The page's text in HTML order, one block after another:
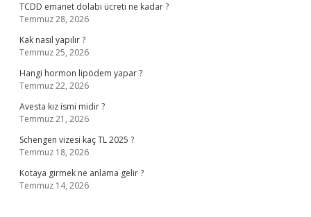
TCDD emanet dolabı ücreti ne kadar ?
Temmuz 28, 2026
Kak nasıl yapılır ?
Temmuz 25, 2026
Hangi hormon lipödem yapar ?
Temmuz 22, 2026
Avesta kız ismi midir ?
Temmuz 21, 2026
Schengen vizesi kaç TL 2025 ?
Temmuz 18, 2026
Kotaya girmek ne anlama gelir ?
Temmuz 14, 2026